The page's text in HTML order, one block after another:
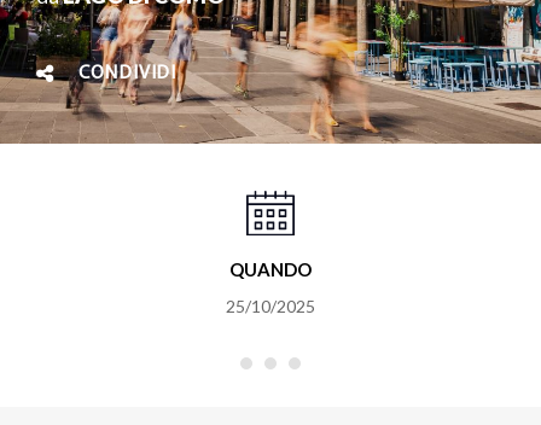
CONDIVIDI
QUANDO
25/10/2025